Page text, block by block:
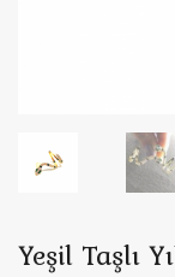
Yeşil Taşlı